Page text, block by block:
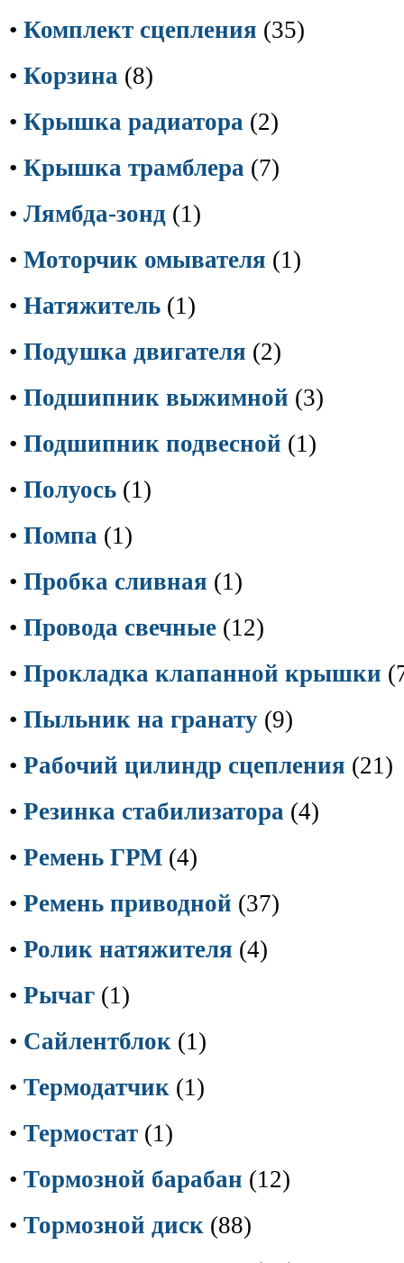
• Комплект сцепления (35)
• Корзина (8)
• Крышка радиатора (2)
• Крышка трамблера (7)
• Лямбда-зонд (1)
• Моторчик омывателя (1)
• Натяжитель (1)
• Подушка двигателя (2)
• Подшипник выжимной (3)
• Подшипник подвесной (1)
• Полуось (1)
• Помпа (1)
• Пробка сливная (1)
• Провода свечные (12)
• Прокладка клапанной крышки
• Пыльник на гранату (9)
• Рабочий цилиндр сцепления (21)
• Резинка стабилизатора (4)
• Ремень ГРМ (4)
• Ремень приводной (37)
• Ролик натяжителя (4)
• Рычаг (1)
• Сайлентблок (1)
• Термодатчик (1)
• Термостат (1)
• Тормозной барабан (12)
• Тормозной диск (88)